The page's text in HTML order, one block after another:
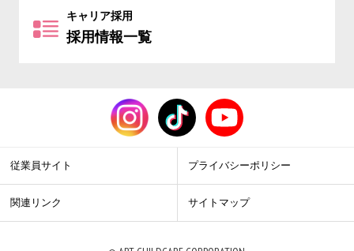
キャリア採用
採用情報一覧
従業員サイト プライバシーポリシー
関連リンク サイトマップ